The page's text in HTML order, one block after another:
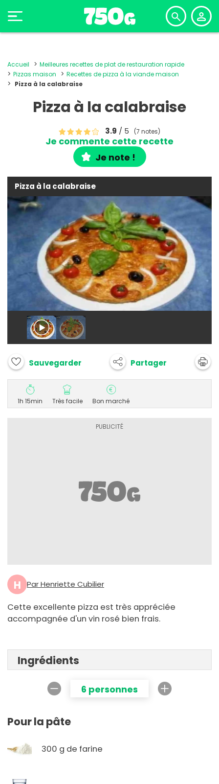
Accueil
Meilleures recettes de plat de restauration rapide
Pizzas maison
Recettes de pizza à la viande maison
Pizza à la calabraise
Pizza à la calabraise
3.9 / 5 (7 notes)
Je commente cette recette
Je note !
Pizza à la calabraise
Sauvegarder Partager
1h 15min Très facile Bon marché
H Par Henriette Cubilier
Cette excellente pizza est très appréciée
accompagnée d'un vin rosé bien frais.
Ingrédients
6 personnes
Pour la pâte
300 g de farine